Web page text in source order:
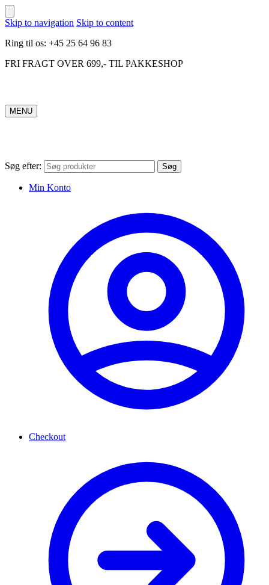
Skip to navigation Skip to content
Ring til os: +45 25 64 96 83
FRI FRAGT OVER 699,- TIL PAKKESHOP
MENU
Søg efter: Søg
Min Konto
Checkout